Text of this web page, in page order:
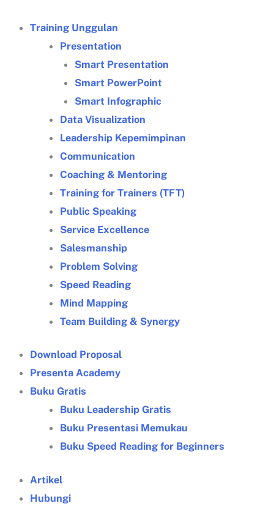
Training Unggulan
Presentation
Smart Presentation
Smart PowerPoint
Smart Infographic
Data Visualization
Leadership Kepemimpinan
Communication
Coaching & Mentoring
Training for Trainers (TFT)
Public Speaking
Service Excellence
Salesmanship
Problem Solving
Speed Reading
Mind Mapping
Team Building & Synergy
Download Proposal
Presenta Academy
Buku Gratis
Buku Leadership Gratis
Buku Presentasi Memukau
Buku Speed Reading for Beginners
Artikel
Hubungi